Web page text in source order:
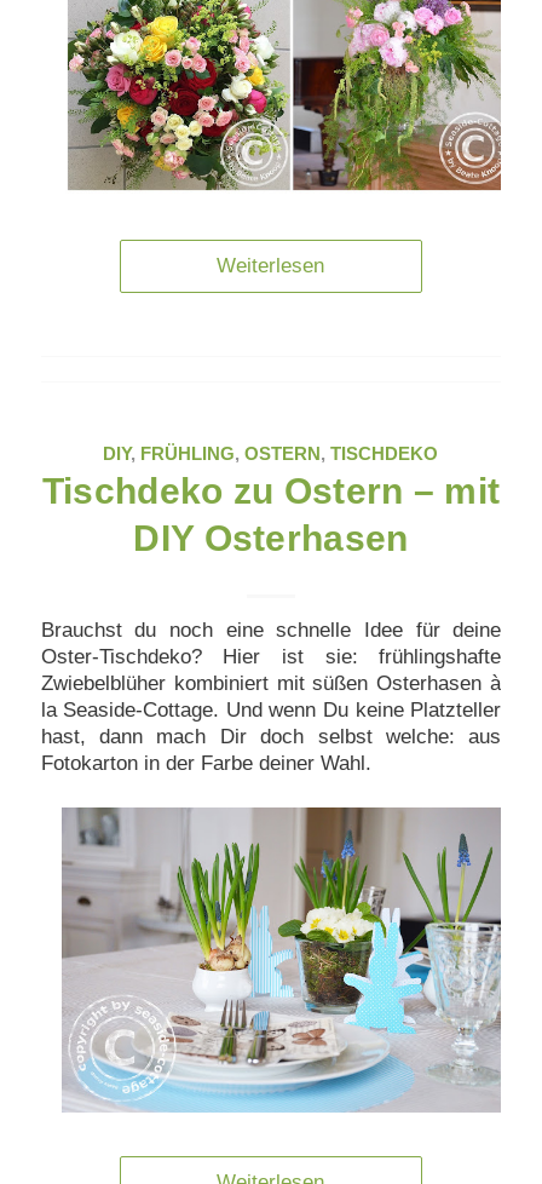
Weiterlesen
DIY, FRÜHLING,OSTERN,TISCHDEKO
Tischdeko zu Ostern – mit
DIY Osterhasen
Brauchst du noch eine schnelle Idee für deine
Oster-Tischdeko? Hier ist sie: frühlingshafte
Zwiebelblüher kombiniert mit süßen Osterhasen à
la Seaside-Cottage. Und wenn Du keine Platzteller
hast, dann mach Dir doch selbst welche: aus
Fotokarton in der Farbe deiner Wahl.